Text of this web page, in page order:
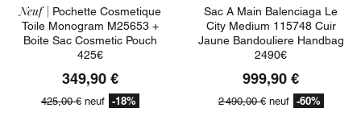
Neuf |
Pochette Cosmetique
Toile Monogram M25653 +
Boite Sac Cosmetic Pouch
425€
349,90 €
425,00 € neuf -18%
Sac A Main Balenciaga Le
City Medium 115748 Cuir
Jaune Bandouliere Handbag
2490€
999,90 €
2 490,00 €neuf -60%